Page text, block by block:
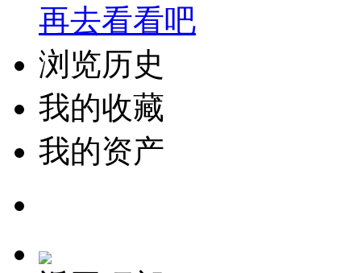
再去看看吧
浏览历史
我的收藏
我的资产